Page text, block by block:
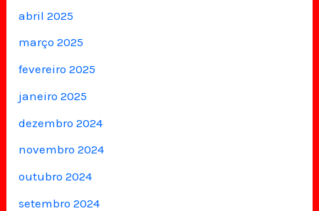
abril 2025
março 2025
fevereiro 2025
janeiro 2025
dezembro 2024
novembro 2024
outubro 2024
setembro 2024